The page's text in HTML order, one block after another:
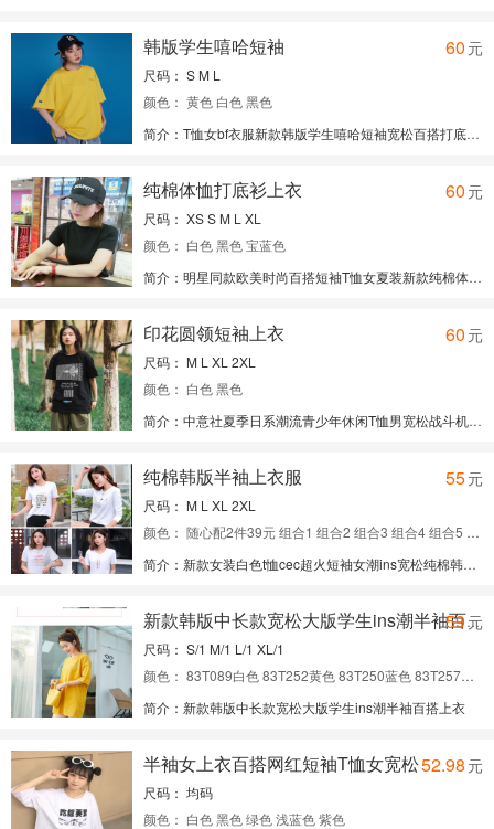
免费代理请关注微信公众号：yifupafa
韩版学生嘻哈短袖
尺码： S M L
颜色： 黄色 白色 黑色
简介：T恤女bf衣服新款韩版学生嘻哈短袖宽松百搭打底衫上衣
免费代理请关注微信公众号：yifupafa
60 元
纯棉体恤打底衫上衣
尺码： XS S M L XL
颜色： 白色 黑色 宝蓝色
简介：明星同款欧美时尚百搭短袖T恤女夏装新款纯棉体恤打底衫上衣
免费代理请关注微信公众号：yifupafa
60 元
印花圆领短袖上衣
尺码： M L XL 2XL
颜色： 白色 黑色
简介：中意社夏季日系潮流青少年休闲T恤男宽松战斗机印花圆领短袖上衣
免费代理请关注微信公众号：yifupafa
60 元
纯棉韩版半袖上衣服
尺码： M L XL 2XL
颜色： 随心配2件39元 组合1 组合2 组合3 组合4 组合5 组合6 组合7 组合8 组合9 组合10 组合11 组合12 组合13 组合14 组合15 组合16 组合17 组合18 组合19 组合20 组合21
简介：新款女装白色t恤cec超火短袖女潮ins宽松纯棉韩版半袖上衣服
免费代理请关注微信公众号：yifupafa
55元
新款韩版中长款宽松大版学生ins潮半袖百搭上衣
尺码： S/1 M/1 L/1 XL/1
颜色： 83T089白色 83T252黄色 83T250蓝色 83T257黑色 83T258黄色 83T260黑色
简介：新款韩版中长款宽松大版学生ins潮半袖百搭上衣
免费代理请关注微信公众号：yifupafa
59元
半袖女上衣百搭网红短袖T恤女宽松
尺码： 均码
颜色： 白色 黑色 绿色 浅蓝色 紫色
52.98 元